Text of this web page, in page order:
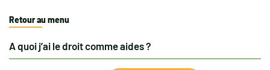
Retour au menu
A quoi j’ai le droit comme aides ?